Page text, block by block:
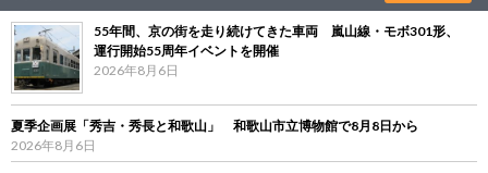
55年間、京の街を走り続けてきた車両 嵐山線・モボ301形、
運行開始55周年イベントを開催
2026年8月6日
夏季企画展「秀吉・秀長と和歌山」 和歌山市立博物館で8月8日から
2026年8月6日